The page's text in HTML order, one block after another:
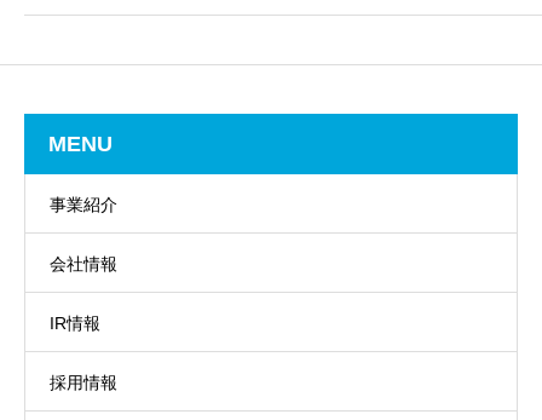
MENU
事業紹介
会社情報
IR情報
採用情報